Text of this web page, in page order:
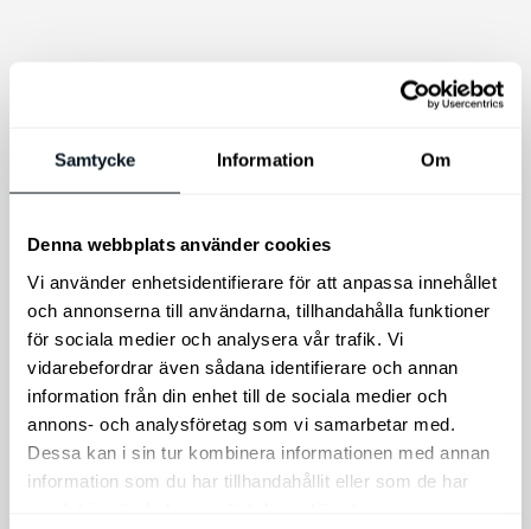
Samtycke Information Om
Denna webbplats använder cookies
Vi använder enhetsidentifierare för att anpassa innehållet
och annonserna till användarna, tillhandahålla funktioner
för sociala medier och analysera vår trafik. Vi
vidarebefordrar även sådana identifierare och annan
information från din enhet till de sociala medier och
annons- och analysföretag som vi samarbetar med.
Dessa kan i sin tur kombinera informationen med annan
information som du har tillhandahållit eller som de har
Cykelhållare
Thule ProRide 598 har en
elegans och funktionellt
montering tack vare den
nyutvecklade, djupare
undre monteringsklon i
ramhållaren.
2.399kr
Lägg till i varukorg
Kia nyckelring i
150kr
Lägg till i varukorg